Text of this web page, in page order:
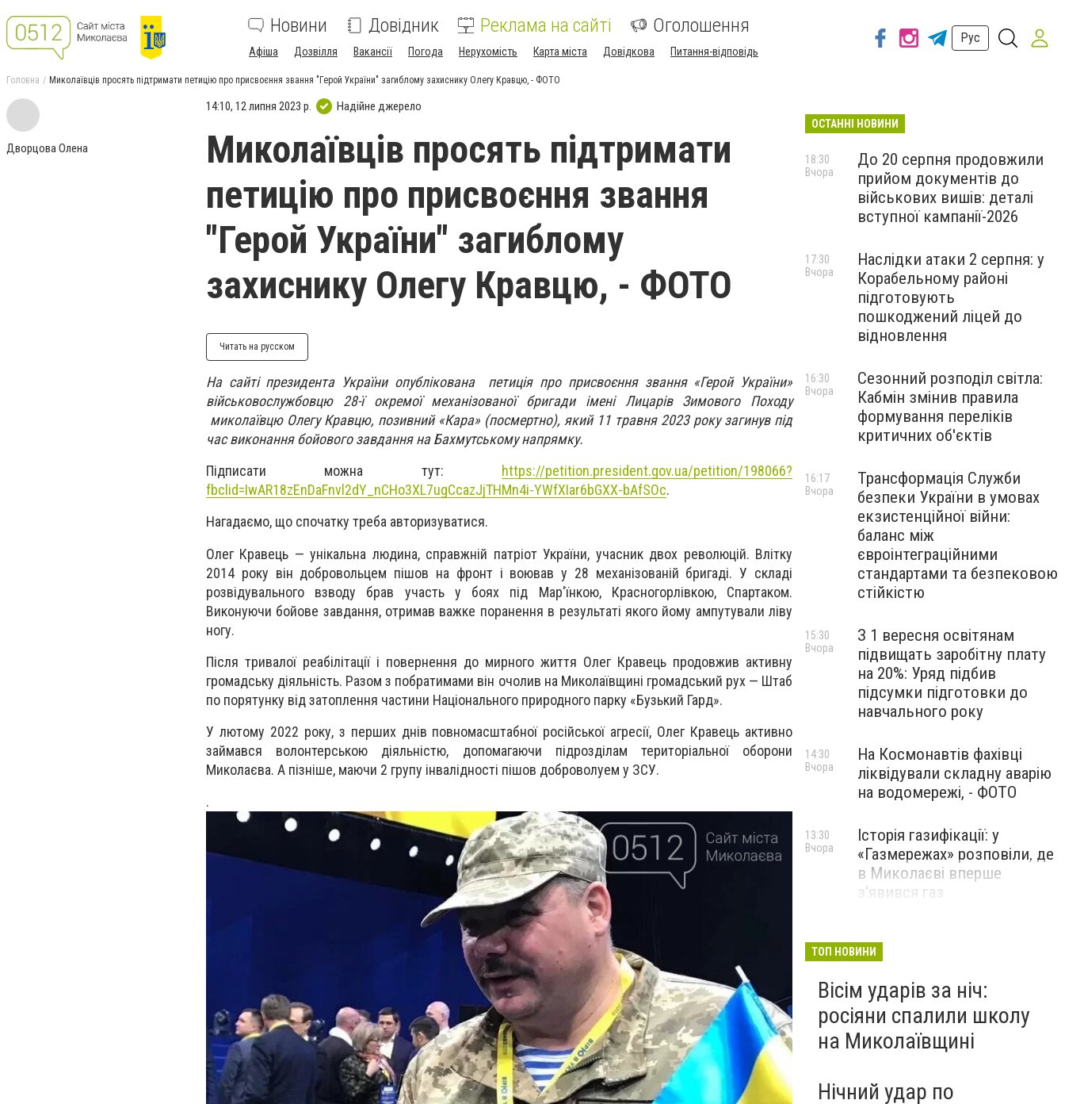
Новини Довідник Реклама на сайті Оголошення
Афіша Дозвілля Вакансії Погода Нерухомість Карта міста Довідкова Питання-відповідь
Рус
Головна Миколаївців просять підтримати петицію про присвоєння звання "Герой України" загиблому захиснику Олегу Кравцю, - ФОТО
Дворцова Олена
14:10, 12 липня 2023 р. Надійне джерело
Миколаївців просять підтримати
петицію про присвоєння звання
"Герой України" загиблому
захиснику Олегу Кравцю, - ФОТО
Читать на русском
На сайті президента України опублікована петиція про присвоєння звання «Герой України»
військовослужбовцю 28-ї окремої механізованої бригади імені Лицарів Зимового Походу
миколаївцю Олегу Кравцю, позивний «Кара» (посмертно), який 11 травня 2023 року загинув під
час виконання бойового завдання на Бахмутському напрямку.
Підписати можна тут: https://petition.president.gov.ua/petition/198066?
fbclid=IwAR18zEnDaFnvl2dY_nCHo3XL7ugCcazJjTHMn4i-YWfXIar6bGXX-bAfSOc.
Нагадаємо, що спочатку треба авторизуватися.
Олег Кравець — унікальна людина, справжній патріот України, учасник двох революцій. Влітку
2014 року він добровольцем пішов на фронт і воював у 28 механізованій бригаді. У складі
розвідувального взводу брав участь у боях під Мар'їнкою, Красногорлівкою, Спартаком.
Виконуючи бойове завдання, отримав важке поранення в результаті якого йому ампутували ліву
ногу.
Після тривалої реабілітації і повернення до мирного життя Олег Кравець продовжив активну
громадську діяльність. Разом з побратимами він очолив на Миколаївщині громадський рух — Штаб
по порятунку від затоплення частини Національного природного парку «Бузький Гард».
У лютому 2022 року, з перших днів повномасштабної російської агресії, Олег Кравець активно
займався волонтерською діяльністю, допомагаючи підрозділам територіальної оборони
Миколаєва. А пізніше, маючи 2 групу інвалідності пішов доброволуем у ЗСУ.
.
ОСТАННІ НОВИНИ
До 20 серпня продовжили
прийом документів до
військових вишів: деталі
вступної кампанії-2026
18:30
Вчора
Наслідки атаки 2 серпня: у
Корабельному районі
підготовують
пошкоджений ліцей до
відновлення
17:30
Вчора
Сезонний розподіл світла:
Кабмін змінив правила
формування переліків
критичних об'єктів
16:30
Вчора
Трансформація Служби
безпеки України в умовах
екзистенційної війни:
баланс між
євроінтеграційними
стандартами та безпековою
стійкістю
16:17
Вчора
З 1 вересня освітянам
підвищать заробітну плату
на 20%: Уряд підбив
підсумки підготовки до
навчального року
15:30
Вчора
На Космонавтів фахівці
ліквідували складну аварію
на водомережі, - ФОТО
14:30
Вчора
Історія газифікації: у
«Газмережах» розповіли, де
в Миколаєві вперше
з'явився газ
13:30
Вчора
Миколаєві 2026: шукаємо
перезавантаження
ПАРТНЕРСЬКИЙ СПЕЦПРОЄКТ
Вчора
ТОП НОВИНИ
Вісім ударів за ніч:
росіяни спалили школу
на Миколаївщині
Нічний удар по